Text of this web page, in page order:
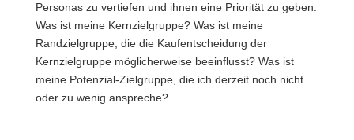
Personas zu vertiefen und ihnen eine Priorität zu geben:
Was ist meine Kernzielgruppe? Was ist meine
Randzielgruppe, die die Kaufentscheidung der
Kernzielgruppe möglicherweise beeinflusst? Was ist
meine Potenzial-Zielgruppe, die ich derzeit noch nicht
oder zu wenig anspreche?